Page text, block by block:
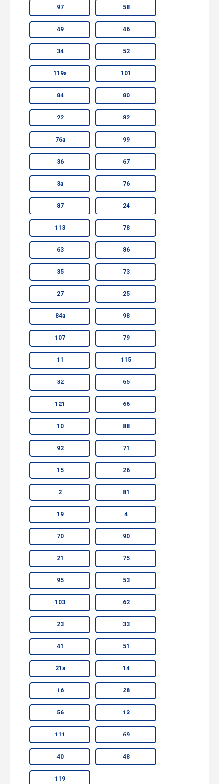
97 58
49 46
34 52
119а 101
84 80
22 82
76а 99
36 67
3а 76
87 24
113 78
63 86
35 73
27 25
84а 98
107 79
11 115
32 65
121 66
10 88
92 71
15 26
2 81
19 4
70 90
21 75
95 53
103 62
23 33
41 51
21а 14
16 28
56 13
111 69
40 48
119